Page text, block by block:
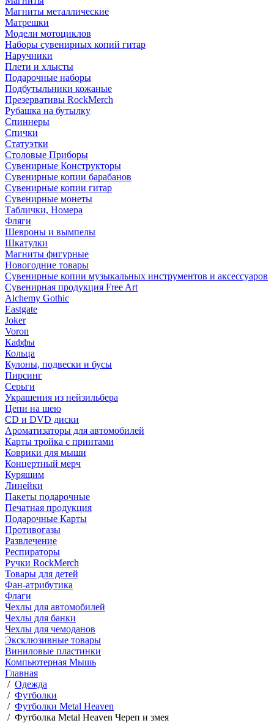
Магниты металлические
Матрешки
Модели мотоциклов
Наборы сувенирных копий гитар
Наручники
Плети и хлысты
Подарочные наборы
Подбутыльники кожаные
Презервативы RockMerch
Рубашка на бутылку
Спиннеры
Спички
Статуэтки
Столовые Приборы
Сувенирные Конструкторы
Сувенирные копии барабанов
Сувенирные копии гитар
Сувенирные монеты
Таблички, Номера
Фляги
Шевроны и вымпелы
Шкатулки
Магниты фигурные
Новогодние товары
Сувенирные копии музыкальных инструментов и аксессуаров
Сувенирная продукция Free Art
Alchemy Gothic
Eastgate
Joker
Voron
Каффы
Кольца
Кулоны, подвески и бусы
Пирсинг
Серьги
Украшения из нейзильбера
Цепи на шею
CD и DVD диски
Ароматизаторы для автомобилей
Карты тройка с принтами
Коврики для мыши
Концертный мерч
Курящим
Линейки
Пакеты подарочные
Печатная продукция
Подарочные Карты
Противогазы
Развлечение
Респираторы
Ручки RockMerch
Товары для детей
Фан-атрибутика
Флаги
Чехлы для автомобилей
Чехлы для банки
Чехлы для чемоданов
Эксклюзивные товары
Виниловые пластинки
Компьютерная Мышь
Главная
/ Одежда
/ Футболки
/ Футболки Metal Heaven
/ Футболка Metal Heaven Череп и змея